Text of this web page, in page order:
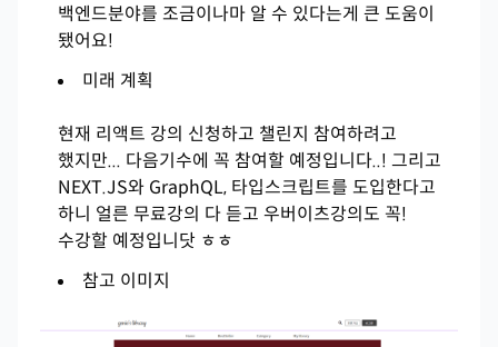
백엔드분야를 조금이나마 알 수 있다는게 큰 도움이
됐어요!
미래 계획
현재 리액트 강의 신청하고 챌린지 참여하려고
했지만... 다음기수에 꼭 참여할 예정입니다..! 그리고
NEXT.JS와 GraphQL, 타입스크립트를 도입한다고
하니 얼른 무료강의 다 듣고 우버이츠강의도 꼭!
수강할 예정입니닷 ㅎㅎ
참고 이미지